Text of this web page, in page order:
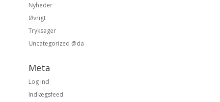
Nyheder
Øvrigt
Tryksager
Uncategorized @da
Meta
Log ind
Indlægsfeed